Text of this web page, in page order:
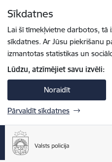
Sīkdatnes
Lai šī tīmekļvietne darbotos, tā
sīkdatnes. Ar Jūsu piekrišanu
izmantotas statistikas un
Lūdzu, atzīmējiet savu izvēli:
Noraidīt
Pārvaldīt sīkdatnes